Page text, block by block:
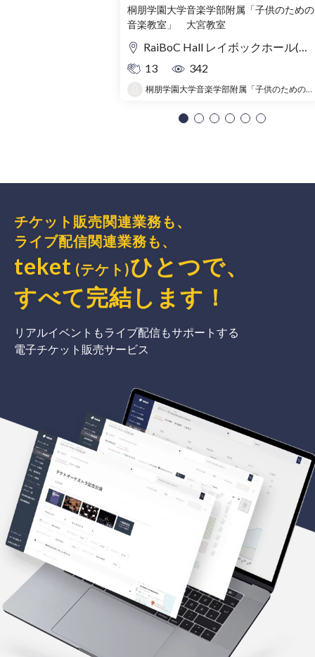
コンサート」〜出かけよう！音
の旅〜
桐朋学園大学音楽学部附属「子供のための
音楽教室」 大宮教室
RaiBoC Hall レイボックホール(市民会館おおみや) 5F リハーサルルーム・レクリエーションルーム
13
342
桐朋学園大学音楽学部附属「子供のための音楽教室 」大宮教室
チケット販売関連業務も、
ライブ配信関連業務も、
teket (テケト)ひとつで、
すべて完結 します ！
リアルイベントもライブ配信もサポートする
電子チケット販売サービス